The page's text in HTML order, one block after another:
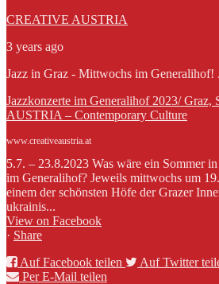
CREATIVE AUSTRIA
3 years ago
Jazz in Graz - Mittwochs im Generalihof!
Jazzkonzerte im Generalihof 2023/
AUSTRIA – Contemporary Culture
www.creativeaustria.at
5.7. – 23.8.2023 Was wäre ein Sommer
im Generalihof? Jeweils mittwochs um
einem der schönsten Höfe der Grazer
ukrainis...
View on Facebook
· Share
Auf Facebook teilen
Auf Twitter
Per E-Mail teilen